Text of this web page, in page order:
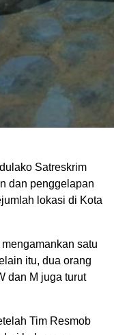
Satreskrim
dan penggelapan
lokasi di Kota
satu
itu, dua orang
dan M juga turut
Tim Resmob